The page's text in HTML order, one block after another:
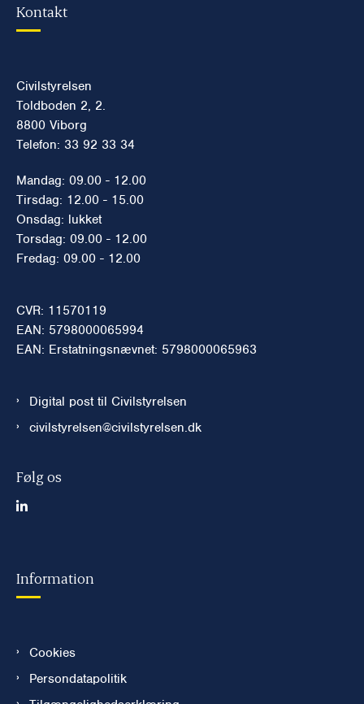
Kontakt
Civilstyrelsen
Toldboden 2, 2.
8800 Viborg
Telefon: 33 92 33 34
Mandag: 09.00 - 12.00
Tirsdag: 12.00 - 15.00
Onsdag: lukket
Torsdag: 09.00 - 12.00
Fredag: 09.00 - 12.00
CVR: 11570119
EAN: 5798000065994
EAN: Erstatningsnævnet: 5798000065963
Digital post til Civilstyrelsen
civilstyrelsen@civilstyrelsen.dk
Følg os
Information
Cookies
Persondatapolitik